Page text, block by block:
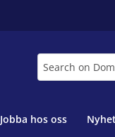
Jobba hos oss